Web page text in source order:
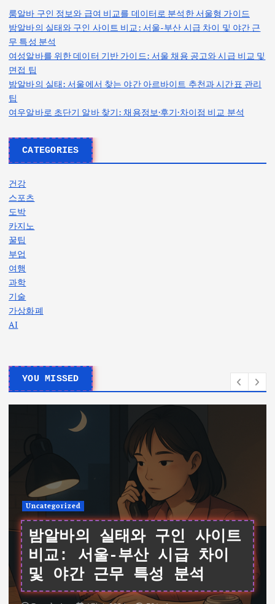
룸알바 구인 정보와 급여 비교를 데이터로 분석한 서울형 가이드
밤알바의 실태와 구인 사이트 비교: 서울-부산 시급 차이 및 야간 근
무 특성 분석
여성알바를 위한 데이터 기반 가이드: 서울 채용 공고와 시급 비교 및
면접 팁
밤알바의 실태: 서울에서 찾는 야간 아르바이트 추천과 시간표 관리
팁
여우알바로 초단기 알바 찾기: 채용정보·후기·차이점 비교 분석
CATEGORIES
건강
스포츠
도박
카지노
꿀팁
부업
여행
과학
기술
가상화폐
AI
YOU MISSED
Uncategorized
여성알바를 위한 데이터 기반
가이드: 서울 채용 공고와 시
급 비교 및 면접 팁